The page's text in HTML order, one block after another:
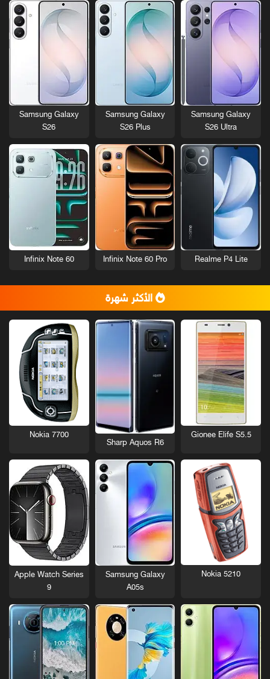
Samsung Galaxy
S26 Ultra
Samsung Galaxy
S26 Plus
Samsung Galaxy
S26
Realme P4 Lite
Infinix Note 60 Pro
Infinix Note 60
الأكثر شهرة
Gionee Elife S5.5
Sharp Aquos R6
Nokia 7700
Nokia 5210
Samsung Galaxy
A05s
Apple Watch Series
9